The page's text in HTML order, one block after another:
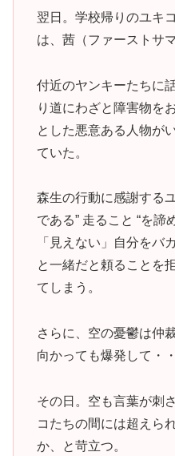
翌日。学校帰りのユキ
は、茜（ファーストサ
付近のヤンキーたちに
り道にわざと障害物を
とした悪意ある人物が
ていた。
森生の行動に感謝する
である” 走ること “を諦
「見えない」自分をバ
と一緒だと頼ることを
てしまう。
さらに、空の憂鬱は仲
向かっても爆発して・
その日。空も言葉が刺
コたちの間には超えら
か、と苛立つ。